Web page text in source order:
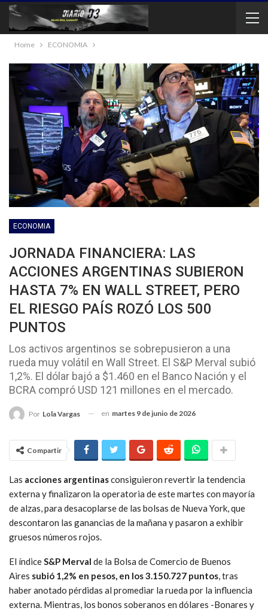
Home ECONOMIA
ECONOMIA
JORNADA FINANCIERA: LAS
ACCIONES ARGENTINAS SUBIERON
HASTA 7% EN WALL STREET, PERO
EL RIESGO PAÍS ROZÓ LOS 500
PUNTOS
Los activos argentinos se sobrepusieron a una
rueda muy volátil en Wall Street. El S&P Merval subió
1,2%. El dólar bajó a $1.460 en el Banco Nación y el
BCRA compró USD 121 millones en el mercado.
Por Lola Vargas en martes 9 de junio de 2026
Compartir
Las acciones argentinasconsiguieron revertir la tendencia
externa y finalizaron la operatoria de este martes con mayoría
de alzas, para desacoplarse de las bolsas de Nueva York, que
descontaron las ganancias de la mañana y pasaron a exhibir
gruesos números rojos.
El índiceS&P Merval de la Bolsa de Comercio de Buenos
Aires subió 1,2% en pesos, en los 3.150.727 puntos, tras
haber anotado pérdidas al promediar la rueda por la influencia
externa. Mientras, los bonos soberanos en dólares -Bonares y